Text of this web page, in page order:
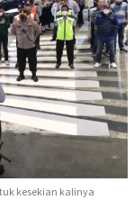
kesekian kalinya